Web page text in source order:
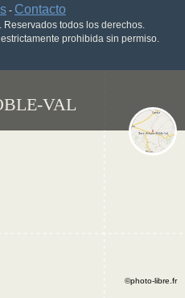
- Contacto
todos los derechos.
prohibida sin permiso.
VAL
©photo-libre.fr